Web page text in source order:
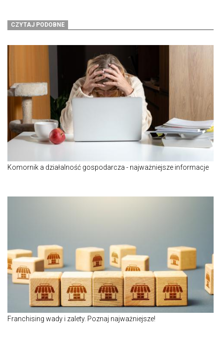
CZYTAJ PODOBNE
Komornik a działalność gospodarcza - najważniejsze informacje
Franchising wady i zalety. Poznaj najważniejsze!